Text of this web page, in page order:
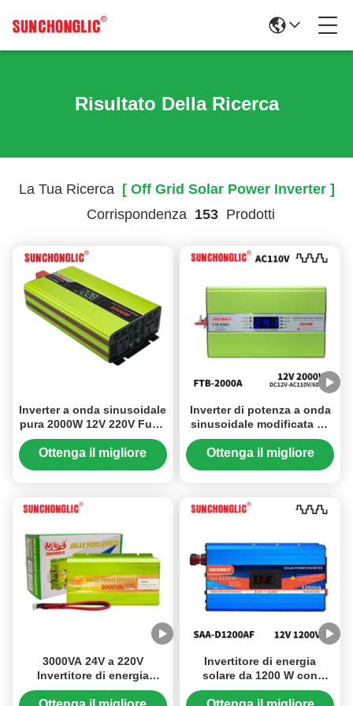
Risultato Della Ricerca
La Tua Ricerca[ Off Grid Solar Power Inverter ]
Corrispondenza 153Prodotti
Inverter a onda sinusoidale
pura 2000W 12V 220V Fuori
rete Inverter di
alimentazione solare con
Ottenga il migliore
Inverter di potenza a onda
sinusoidale modificata da
2000W da 12V DC a 110V
AC Off Grid
Ottenga il migliore
3000VA 24V a 220V
Invertitore di energia
solare a onde sinusoidali
Invertitore di energia
solare da 1200 W con
display LCD e